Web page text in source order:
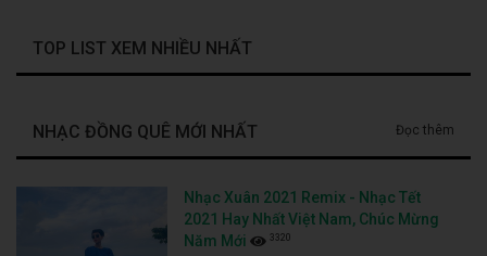
TOP LIST XEM NHIỀU NHẤT
NHẠC ĐỒNG QUÊ MỚI NHẤT Đọc thêm
Nhạc Xuân 2021 Remix - Nhạc Tết
2021 Hay Nhất Việt Nam, Chúc Mừng
Năm Mới
3320